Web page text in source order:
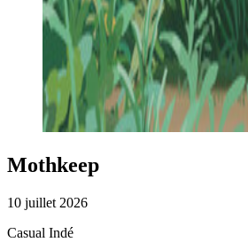
Mothkeep
10 juillet 2026
Casual Indé